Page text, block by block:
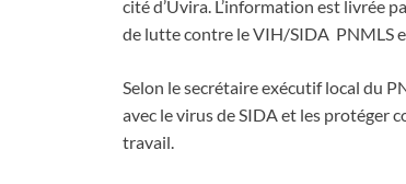
cité d’Uvira. L’information est livrée
de lutte contre le VIH/SIDA PNMLS
Selon le secrétaire exécutif local du
avec le virus de SIDA et les
travail.